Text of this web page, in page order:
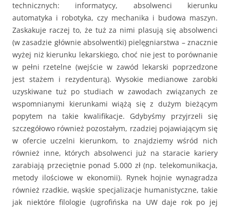
technicznych: informatycy, absolwenci kierunku
automatyka i robotyka, czy mechanika i budowa maszyn.
Zaskakuje raczej to, że tuż za nimi plasują się absolwenci
(w zasadzie głównie absolwentki) pielęgniarstwa – znacznie
wyżej niż kierunku lekarskiego, choć nie jest to porównanie
w pełni rzetelne (wejście w zawód lekarski poprzedzone
jest stażem i rezydenturą). Wysokie medianowe zarobki
uzyskiwane tuż po studiach w zawodach związanych ze
wspomnianymi kierunkami wiążą się z dużym bieżącym
popytem na takie kwalifikacje. Gdybyśmy przyjrzeli się
szczegółowo również pozostałym, rzadziej pojawiającym się
w ofercie uczelni kierunkom, to znajdziemy wśród nich
również inne, których absolwenci już na staracie kariery
zarabiają przeciętnie ponad 5.000 zł (np. telekomunikacja,
metody ilościowe w ekonomii). Rynek hojnie wynagradza
również rzadkie, wąskie specjalizacje humanistyczne, takie
jak niektóre filologie (ugrofińska na UW daje rok po jej